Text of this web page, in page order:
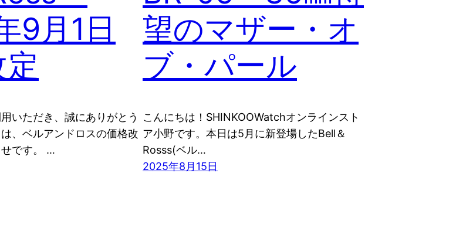
9月1日
いただき、誠にありがとう
、ベルアンドロスの価格改
です。 …
望のマザー・オ
ブ・パール
こんにちは！SHINKOOWatchオンラインスト
ア小野です。本日は5月に新登場したBell＆
Rosss(ベル…
2025年8月15日